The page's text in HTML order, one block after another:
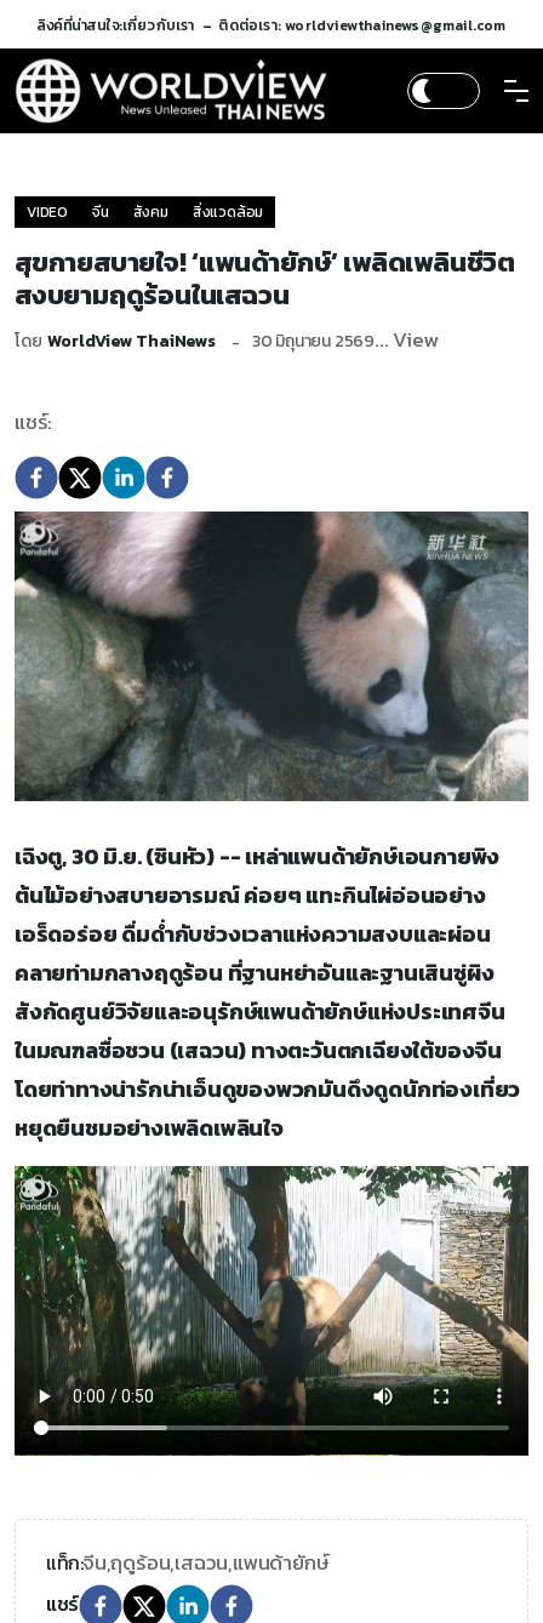
ลิงค์ที่น่าสนใจ:เกี่ยวกับเรา ติดต่อเรา: worldviewthainews@gmail.com
VIDEO จีน สังคม สิ่งแวดล้อม
สุขกายสบายใจ! ‘แพนด้ายักษ์’ เพลิดเพลินชีวิต
สงบยามฤดูร้อนในเสฉวน
โดย WorldView ThaiNews 30 มิถุนายน 2569... View
แชร์:
เฉิงตู, 30 มิ.ย. (ซินหัว) -- เหล่าแพนด้ายักษ์เอนกายพิง
ต้นไม้อย่างสบายอารมณ์ ค่อยๆ แทะกินไผ่อ่อนอย่าง
เอร็ดอร่อย ดื่มด่ำกับช่วงเวลาแห่งความสงบและผ่อน
คลายท่ามกลางฤดูร้อน ที่ฐานหย่าอันและฐานเสินซู่ผิง
สังกัดศูนย์วิจัยและอนุรักษ์แพนด้ายักษ์แห่งประเทศจีน
ในมณฑลซื่อชวน (เสฉวน) ทางตะวันตกเฉียงใต้ของจีน
โดยท่าทางน่ารักน่าเอ็นดูของพวกมันดึงดูดนักท่องเที่ยว
หยุดยืนชมอย่างเพลิดเพลินใจ
แท็ก:จีน,ฤดูร้อน,เสฉวน,แพนด้ายักษ์
แชร์